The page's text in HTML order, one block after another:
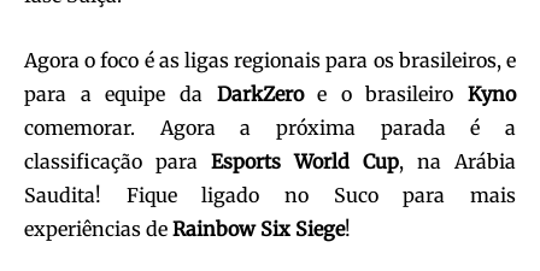
Agora o foco é as ligas regionais para os brasileiros, e
para a equipe da DarkZeroe o brasileiro Kyno
comemorar. Agora a próxima parada é a
classificação para Esports World Cup, na Arábia
Saudita! Fique ligado no Suco para mais
experiências de Rainbow Six Siege!